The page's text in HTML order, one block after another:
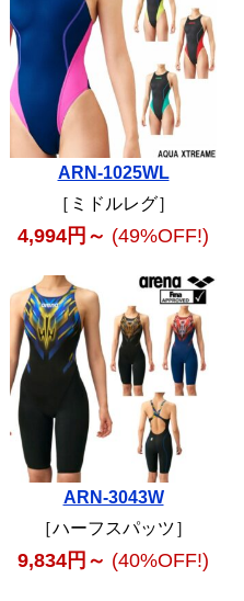
ARN-1025WL
［ミドルレグ］
4,994円～ (49%OFF!)
ARN-3043W
［ハーフスパッツ］
9,834円～ (40%OFF!)